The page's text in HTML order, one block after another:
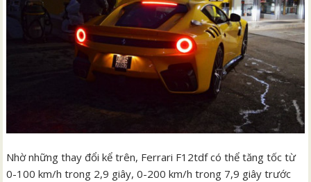
Nhờ những thay đổi kể trên, Ferrari F12tdf có thể tăng tốc từ
0-100 km/h trong 2,9 giây, 0-200 km/h trong 7,9 giây trước